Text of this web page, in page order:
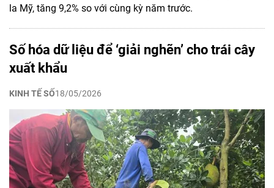
la Mỹ, tăng 9,2% so với cùng kỳ năm trước.
Số hóa dữ liệu để ‘giải nghẽn’ cho trái cây
xuất khẩu
KINH TẾ SỐ18/05/2026